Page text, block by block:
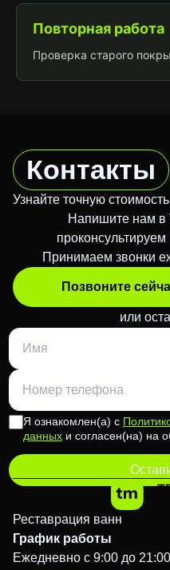
Повторная работа
Проверка старого
Контакты
Узнайте точную
Напишите нам в
Принимаем звонки
Позвоните
или
Я ознакомлен(а) с
данных и согласен(на) на
Реставрация ванн
График работы
Ежедневно с 9:00 до 21:00